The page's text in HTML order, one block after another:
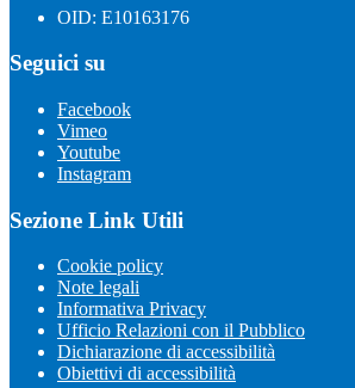
OID: E10163176
Seguici su
Facebook
Vimeo
Youtube
Instagram
Sezione Link Utili
Cookie policy
Note legali
Informativa Privacy
Ufficio Relazioni con il Pubblico
Dichiarazione di accessibilità
Obiettivi di accessibilità